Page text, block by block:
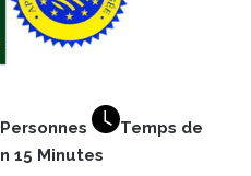
Temps de
15 Minutes